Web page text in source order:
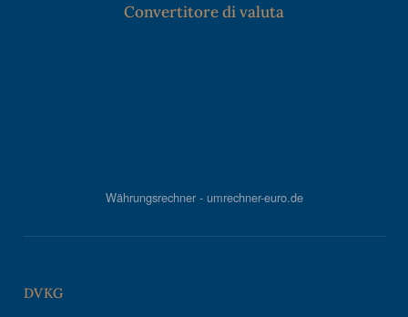
Convertitore di valuta
Währungsrechner - umrechner-euro.de
DVKG